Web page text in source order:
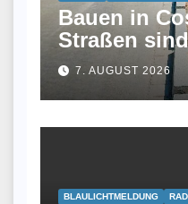
Bauen in
Straßen
7. AUGUST 2026
BLAULICHTMELDUNG